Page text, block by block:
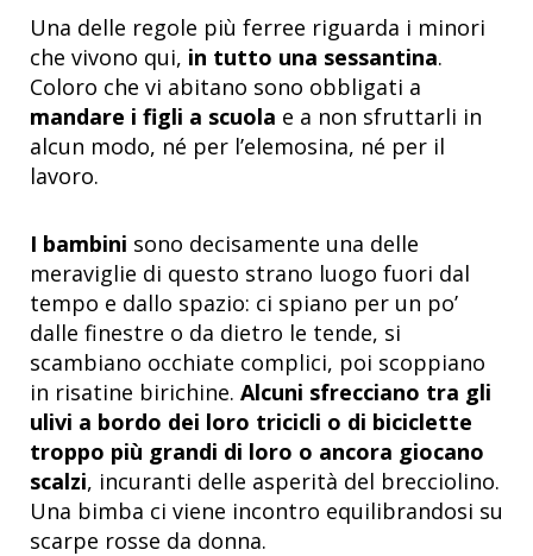
Una delle regole più ferree riguarda i minori
che vivono qui, in tutto una sessantina.
Coloro che vi abitano sono obbligati a
mandare i figli a scuola e a non sfruttarli in
alcun modo, né per l’elemosina, né per il
lavoro.
I bambini sono decisamente una delle
meraviglie di questo strano luogo fuori dal
tempo e dallo spazio: ci spiano per un po’
dalle finestre o da dietro le tende, si
scambiano occhiate complici, poi scoppiano
in risatine birichine. Alcuni sfrecciano tra gli
ulivi a bordo dei loro tricicli o di biciclette
troppo più grandi di loro o ancora giocano
scalzi, incuranti delle asperità del brecciolino.
Una bimba ci viene incontro equilibrandosi su
scarpe rosse da donna.